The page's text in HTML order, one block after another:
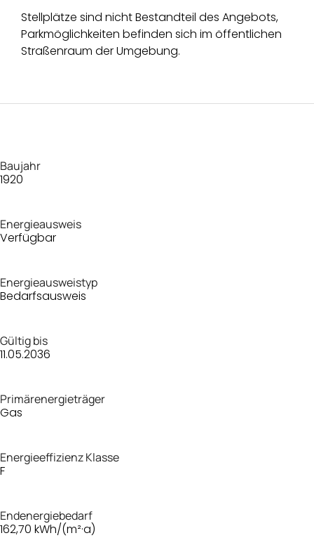
Stellplätze sind nicht Bestandteil des Angebots,
Parkmöglichkeiten befinden sich im öffentlichen
Straßenraum der Umgebung.
Baujahr
1920
Energieausweis
Verfügbar
Energie­ausweistyp
Bedarfsausweis
Gültig bis
11.05.2036
Primärenergieträger
Gas
Energieeffizienz Klasse
F
Endenergiebedarf
162,70 kWh/(m²·a)